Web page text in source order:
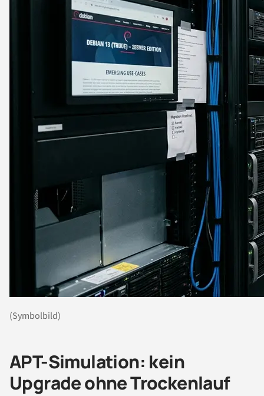
(Symbolbild)
APT-Simulation: kein
Upgrade ohne Trockenlauf